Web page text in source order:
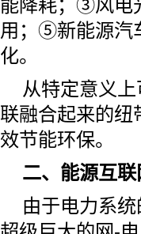
能降耗；③风电
用；⑤新能源汽
化。
从特定意义
联融合起来的纽
效节能环保。
二、能源互
由于电力系